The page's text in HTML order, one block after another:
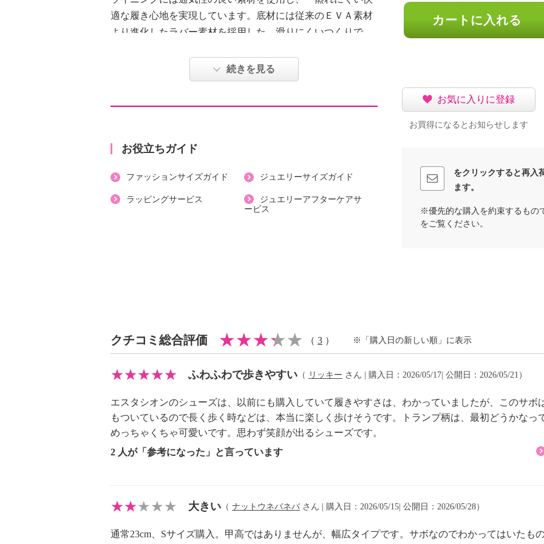
適な履き心地を実現しています。底材には従来のＥＶＡ素材
より進化したラバー素材を採用した、滑りにくいつくりで
をあしらい、細部までこだわりました。
【素材】
・内側：人工皮革
・アウトソール：インジェクション発泡ポリウレタン
・片足約２３０ｇ（サイズにより多少の差異あり）
・長時間照射による変退色注意
・水や汗などによる色落ち、色移り注意
【原産国（地）】
対応サイズ：２２．０ｃｍ〜２２．０ｃｍ
表記：Ｓ
続きを見る
お役立ちガイド
ファッションサイズガイド ジュエリーサイズガイド
ラッピングサービス
ジュエリーアフターケアサ
ービス
カートに入れる
お気に入りに登録
お買得になるとお知らせします
をクリックすると再入
ます。
※優先的な購入を約束するもの
をご覧ください。
クチコミ総合評価 （ 3 ） ※「購入日の新しい順」に表示
ふわふわで歩きやすい （ リッキー さん | 購入日：2026/05/17| 公開日：2026/05/21）
エスタシオンのシューズは、以前にも購入していて履きやすさは、わかっていましたが、このサボ
もついているので長く歩く時などは、本当に楽しく歩けそうです。トランプ柄は、最初どうかな
めっちゃくちゃ可愛いです。思わず笑顔が出るシューズです。
2 人が「参考になった」と言っています
大きい （ ナットウネバネバさん | 購入日：2026/05/15| 公開日：2026/05/28）
通常23cm、Sサイズ購入。甲高ではありませんが、幅広タイプです。サボなのでわかってはいたも